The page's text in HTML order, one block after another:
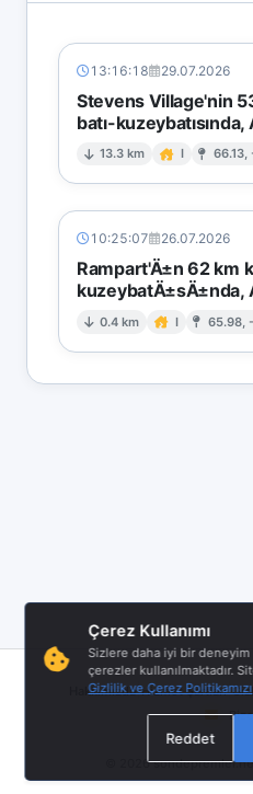
13:16:18 29.07.2026
Stevens Village'nin
batı-kuzeybatısında,
13.3 km I 66.13,
10:25:07 26.07.2026
Rampart'Ä±n 62 km
kuzeybatÄ±sÄ±nda,
0.4 km I 65.98,
Hakkımızda|Hizmet Şartları|
© 2026
Çerez Kullanımı
Sizlere daha iyi bir
çerezler kullanılmaktadır.
Gizlilik ve Çerez Politikamızı
Reddet